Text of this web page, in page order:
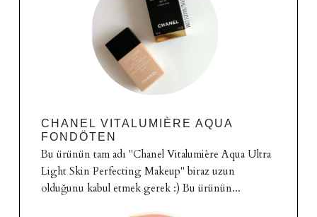
CHANEL VITALUMIÈRE AQUA
FONDÖTEN
Bu ürünün tam adı "Chanel Vitalumière Aqua Ultra
Light Skin Perfecting Makeup" biraz uzun
olduğunu kabul etmek gerek :) Bu ürünün...